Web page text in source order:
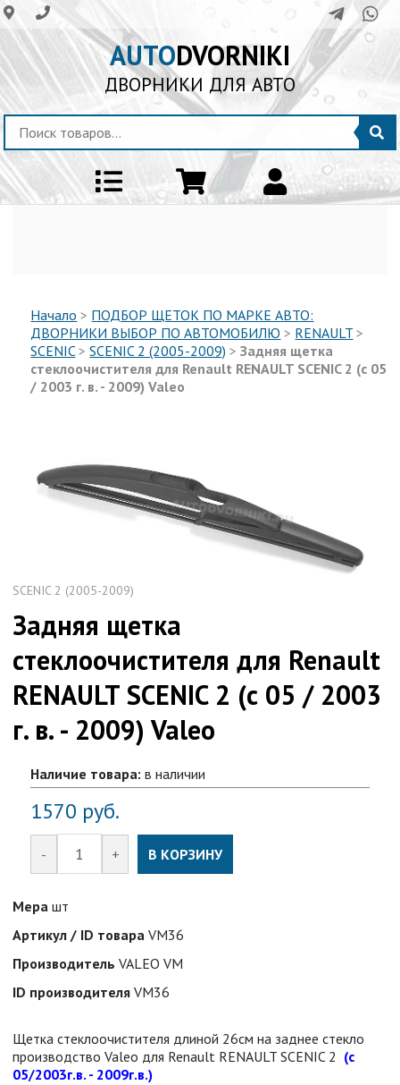
AUTODVORNIKI
ДВОРНИКИ ДЛЯ АВТО
Начало > ПОДБОР ЩЕТОК ПО МАРКЕ АВТО:
ДВОРНИКИ ВЫБОР ПО АВТОМОБИЛЮ > RENAULT >
SCENIC >SCENIC 2 (2005-2009) >Задняя щетка
стеклоочистителя для Renault RENAULT SCENIC 2 (с 05
/ 2003 г. в. - 2009) Valeo
SCENIC 2 (2005-2009)
Задняя щетка
стеклоочистителя для Renault
RENAULT SCENIC 2 (с 05 / 2003
г. в. - 2009) Valeo
Наличие товара: в наличии
1570 руб.
- + В КОРЗИНУ
Мера шт
Артикул / ID товара VM36
Производитель VALEO VM
ID производителя VM36
Щетка стеклоочистителя длиной 26см на заднее стекло
производство Valeo для Renault RENAULT SCENIC 2 (с
05/2003г.в. - 2009г.в.)